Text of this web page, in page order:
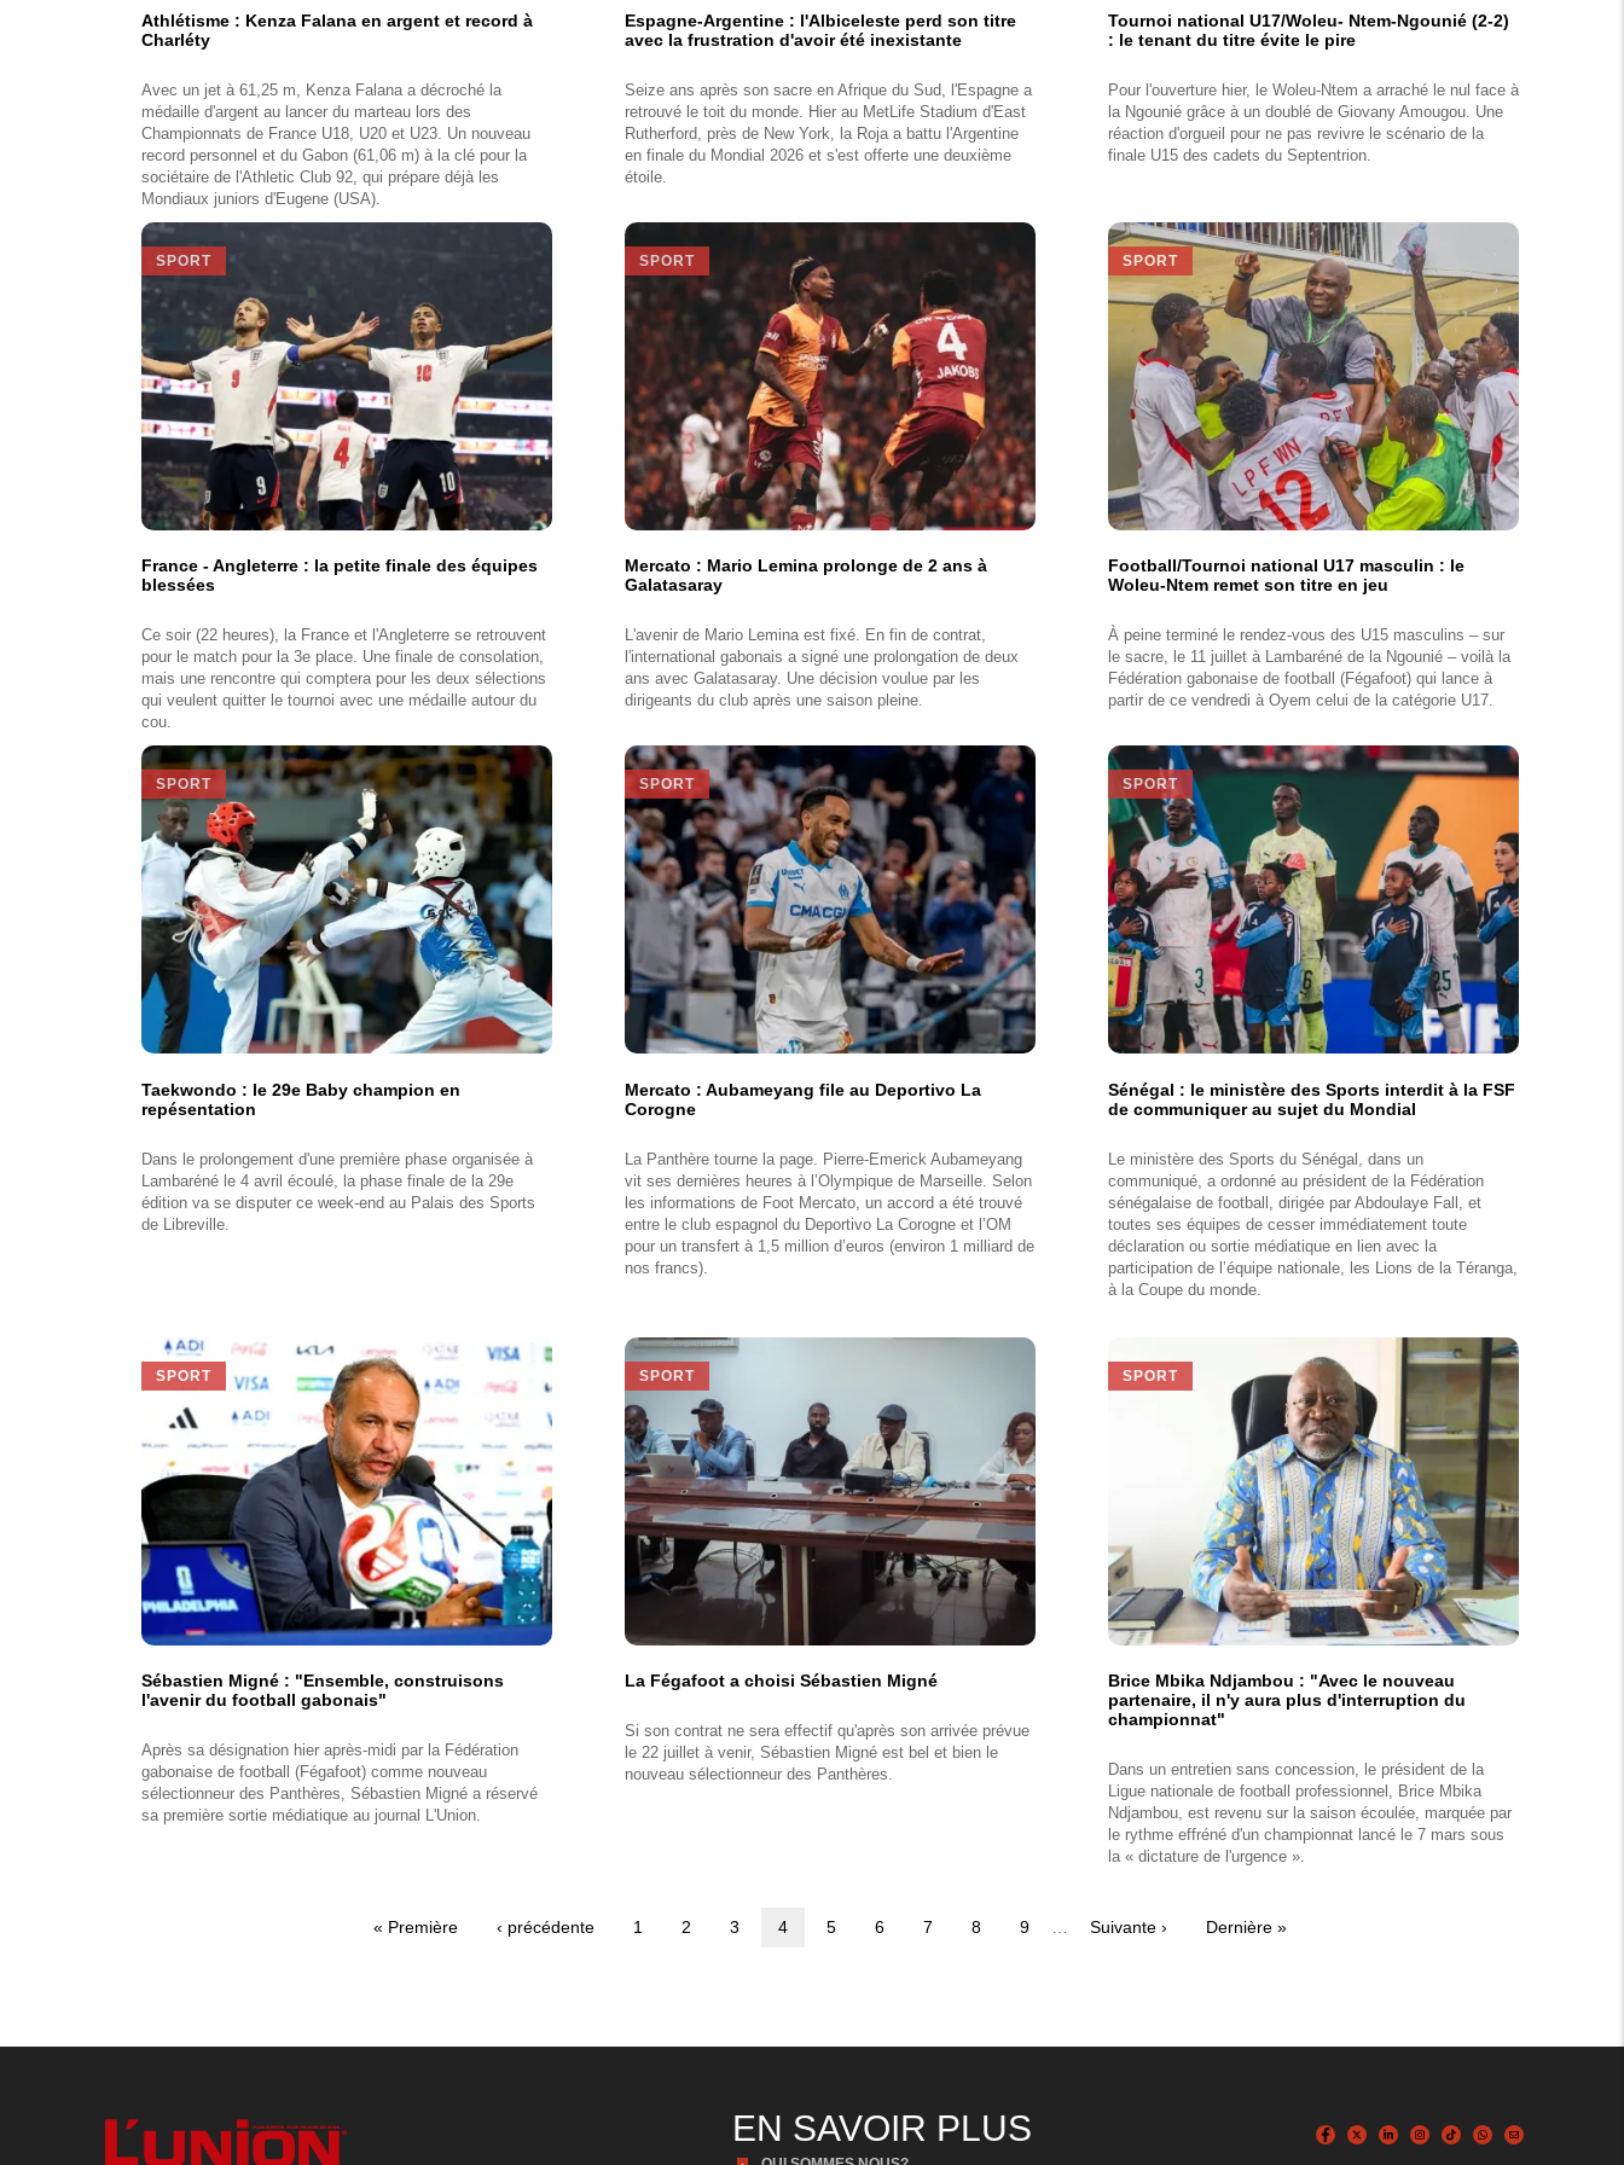
Athlétisme : Kenza Falana en argent et record à
Charléty
Avec un jet à 61,25 m, Kenza Falana a décroché la
médaille d'argent au lancer du marteau lors des
Championnats de France U18, U20 et U23. Un nouveau
record personnel et du Gabon (61,06 m) à la clé pour la
sociétaire de l'Athletic Club 92, qui prépare déjà les
Mondiaux juniors d'Eugene (USA).
Espagne-Argentine : l'Albiceleste perd son titre
avec la frustration d'avoir été inexistante
Seize ans après son sacre en Afrique du Sud, l'Espagne a
retrouvé le toit du monde. Hier au MetLife Stadium d'East
Rutherford, près de New York, la Roja a battu l'Argentine
en finale du Mondial 2026 et s'est offerte une deuxième
étoile.
Tournoi national U17/Woleu- Ntem-Ngounié (2-2)
: le tenant du titre évite le pire
Pour l'ouverture hier, le Woleu-Ntem a arraché le nul face à
la Ngounié grâce à un doublé de Giovany Amougou. Une
réaction d'orgueil pour ne pas revivre le scénario de la
finale U15 des cadets du Septentrion.
SPORT
France - Angleterre : la petite finale des équipes
blessées
Ce soir (22 heures), la France et l'Angleterre se retrouvent
pour le match pour la 3e place. Une finale de consolation,
mais une rencontre qui comptera pour les deux sélections
qui veulent quitter le tournoi avec une médaille autour du
cou.
SPORT
Mercato : Mario Lemina prolonge de 2 ans à
Galatasaray
L'avenir de Mario Lemina est fixé. En fin de contrat,
l'international gabonais a signé une prolongation de deux
ans avec Galatasaray. Une décision voulue par les
dirigeants du club après une saison pleine.
SPORT
Football/Tournoi national U17 masculin : le
Woleu-Ntem remet son titre en jeu
À peine terminé le rendez-vous des U15 masculins – sur
le sacre, le 11 juillet à Lambaréné de la Ngounié – voilà la
Fédération gabonaise de football (Fégafoot) qui lance à
partir de ce vendredi à Oyem celui de la catégorie U17.
SPORT
Taekwondo : le 29e Baby champion en
repésentation
Dans le prolongement d'une première phase organisée à
Lambaréné le 4 avril écoulé, la phase finale de la 29e
édition va se disputer ce week-end au Palais des Sports
de Libreville.
SPORT
Mercato : Aubameyang file au Deportivo La
Corogne
La Panthère tourne la page. Pierre-Emerick Aubameyang
vit ses dernières heures à l’Olympique de Marseille. Selon
les informations de Foot Mercato, un accord a été trouvé
entre le club espagnol du Deportivo La Corogne et l’OM
pour un transfert à 1,5 million d’euros (environ 1 milliard de
nos francs).
SPORT
Sénégal : le ministère des Sports interdit à la FSF
de communiquer au sujet du Mondial
Le ministère des Sports du Sénégal, dans un
communiqué, a ordonné au président de la Fédération
sénégalaise de football, dirigée par Abdoulaye Fall, et
toutes ses équipes de cesser immédiatement toute
déclaration ou sortie médiatique en lien avec la
participation de l’équipe nationale, les Lions de la Téranga,
à la Coupe du monde.
SPORT
Sébastien Migné : "Ensemble, construisons
l'avenir du football gabonais"
Après sa désignation hier après-midi par la Fédération
gabonaise de football (Fégafoot) comme nouveau
sélectionneur des Panthères, Sébastien Migné a réservé
sa première sortie médiatique au journal L'Union.
SPORT
La Fégafoot a choisi Sébastien Migné
Si son contrat ne sera effectif qu'après son arrivée prévue
le 22 juillet à venir, Sébastien Migné est bel et bien le
nouveau sélectionneur des Panthères.
SPORT
Brice Mbika Ndjambou : "Avec le nouveau
partenaire, il n'y aura plus d'interruption du
championnat"
Dans un entretien sans concession, le président de la
Ligue nationale de football professionnel, Brice Mbika
Ndjambou, est revenu sur la saison écoulée, marquée par
le rythme effréné d'un championnat lancé le 7 mars sous
la « dictature de l'urgence ».
Première
« Première
Page
‹ précédente Page
1 Page
2 Page
3
Page
4 Page
5 Page
6 Page
7 Page
8 Page
9
Page
Suivante ›
Dernière
Dernière »
EN SAVOIR PLUS